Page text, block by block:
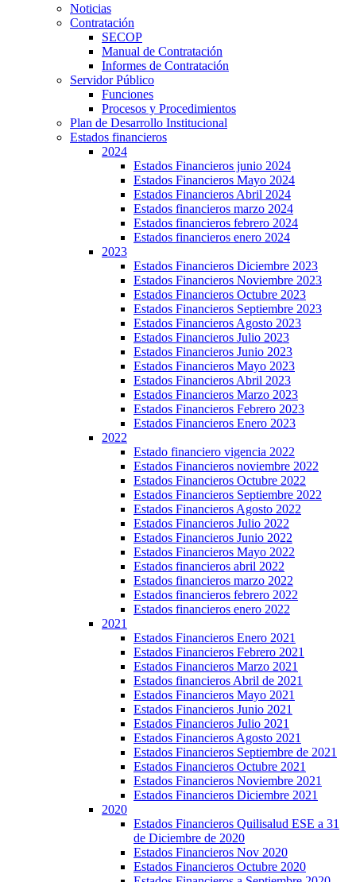
Noticias
Contratación
SECOP
Manual de Contratación
Informes de Contratación
Servidor Público
Funciones
Procesos y Procedimientos
Plan de Desarrollo Institucional
Estados financieros
2024
Estados Financieros junio 2024
Estados Financieros Mayo 2024
Estados Financieros Abril 2024
Estados financieros marzo 2024
Estados financieros febrero 2024
Estados financieros enero 2024
2023
Estados Financieros Diciembre 2023
Estados Financieros Noviembre 2023
Estados Financieros Octubre 2023
Estados Financieros Septiembre 2023
Estados Financieros Agosto 2023
Estados Financieros Julio 2023
Estados Financieros Junio 2023
Estados Financieros Mayo 2023
Estados Financieros Abril 2023
Estados Financieros Marzo 2023
Estados Financieros Febrero 2023
Estados Financieros Enero 2023
2022
Estado financiero vigencia 2022
Estados Financieros noviembre 2022
Estados Financieros Octubre 2022
Estados Financieros Septiembre 2022
Estados Financieros Agosto 2022
Estados Financieros Julio 2022
Estados Financieros Junio 2022
Estados Financieros Mayo 2022
Estados financieros abril 2022
Estados financieros marzo 2022
Estados financieros febrero 2022
Estados financieros enero 2022
2021
Estados Financieros Enero 2021
Estados Financieros Febrero 2021
Estados Financieros Marzo 2021
Estados financieros Abril de 2021
Estados Financieros Mayo 2021
Estados Financieros Junio 2021
Estados Financieros Julio 2021
Estados Financieros Agosto 2021
Estados Financieros Septiembre de 2021
Estados Financieros Octubre 2021
Estados Financieros Noviembre 2021
Estados Financieros Diciembre 2021
2020
Estados Financieros Quilisalud ESE a 31
de Diciembre de 2020
Estados Financieros Nov 2020
Estados Financieros Octubre 2020